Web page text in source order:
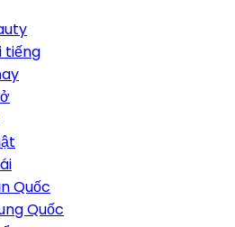
tiếng
Quốc
Quốc